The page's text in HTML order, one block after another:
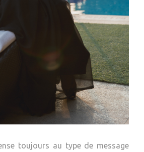
toujours au type de message